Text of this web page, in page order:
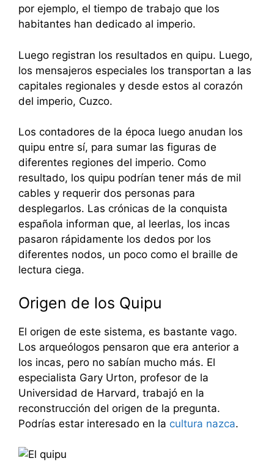
por ejemplo, el tiempo de trabajo que los
habitantes han dedicado al imperio.
Luego registran los resultados en quipu. Luego,
los mensajeros especiales los transportan a las
capitales regionales y desde estos al corazón
del imperio, Cuzco.
Los contadores de la época luego anudan los
quipu entre sí, para sumar las figuras de
diferentes regiones del imperio. Como
resultado, los quipu podrían tener más de mil
cables y requerir dos personas para
desplegarlos. Las crónicas de la conquista
española informan que, al leerlas, los incas
pasaron rápidamente los dedos por los
diferentes nodos, un poco como el braille de
lectura ciega.
Origen de los Quipu
El origen de este sistema, es bastante vago.
Los arqueólogos pensaron que era anterior a
los incas, pero no sabían mucho más. El
especialista Gary Urton, profesor de la
Universidad de Harvard, trabajó en la
reconstrucción del origen de la pregunta.
Podrías estar interesado en la cultura nazca.